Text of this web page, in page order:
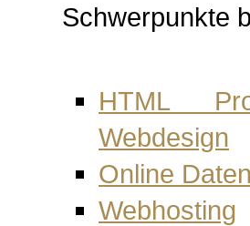
Schwerpunkte
HTML
Webdesign
Online
Webhosting